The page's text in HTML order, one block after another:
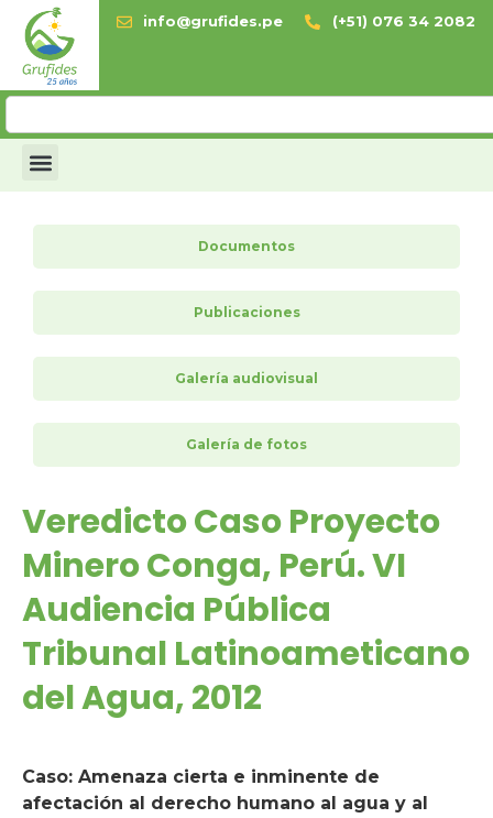
info@grufides.pe (+51) 076 34 2082
Documentos
Publicaciones
Galería audiovisual
Galería de fotos
Veredicto Caso Proyecto
Minero Conga, Perú. VI
Audiencia Pública
Tribunal Latinoameticano
del Agua, 2012
Caso: Amenaza cierta e inminente de
afectación al derecho humano al agua y al